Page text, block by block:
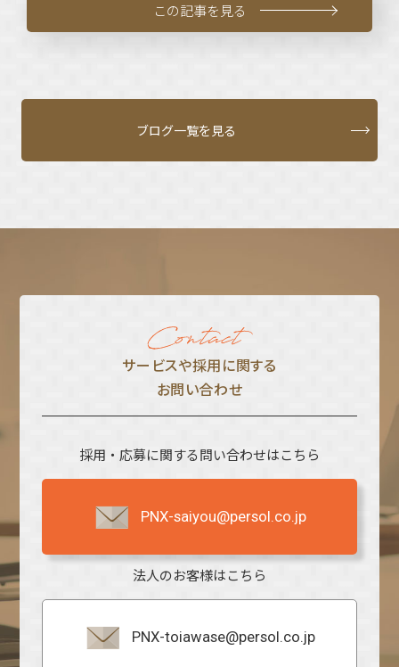
この記事を見る
ブログ一覧を見る
サービスや採⽤に関する
お問い合わせ
採用・応募に関する問い合わせはこちら
PNX-saiyou@persol.co.jp
法人のお客様はこちら
PNX-toiawase@persol.co.jp